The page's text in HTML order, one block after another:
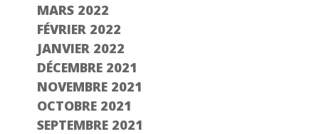
MARS 2022
FÉVRIER 2022
JANVIER 2022
DÉCEMBRE 2021
NOVEMBRE 2021
OCTOBRE 2021
SEPTEMBRE 2021